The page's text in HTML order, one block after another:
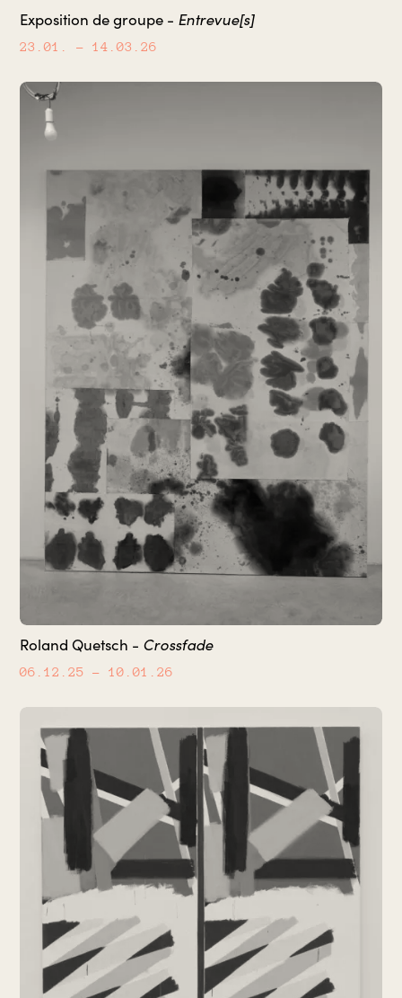
Exposition de groupe - Entrevue[s]
23.01. – 14.03.26
Roland Quetsch - Crossfade
06.12.25 – 10.01.26